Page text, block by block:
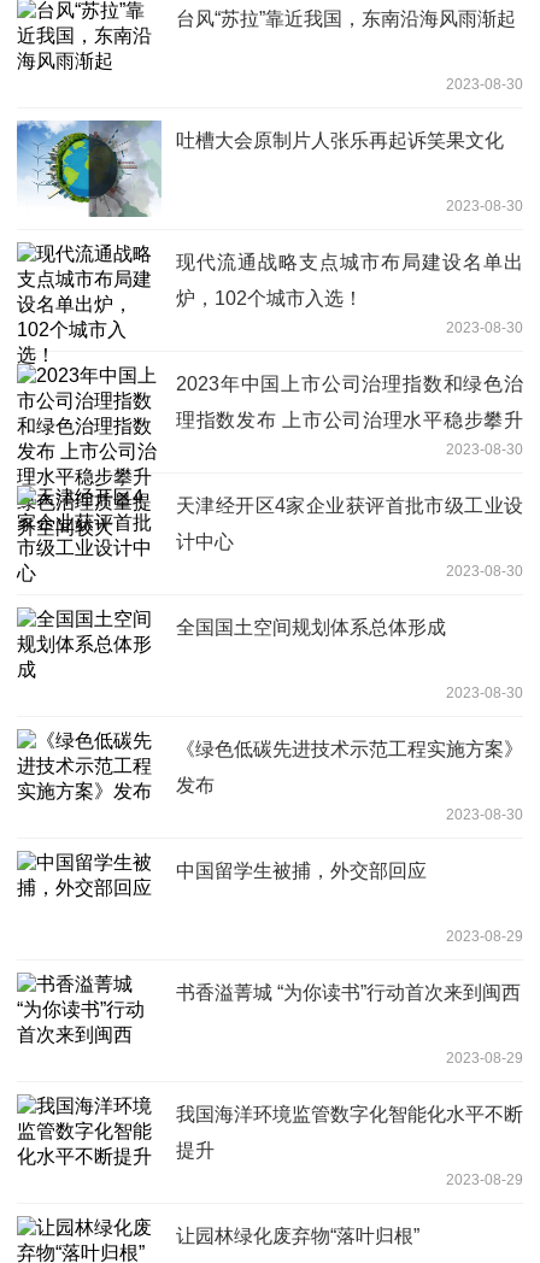
台风“苏拉”靠近我国，东南沿海风雨渐起
2023-08-30
吐槽大会原制片人张乐再起诉笑果文化
2023-08-30
现代流通战略支点城市布局建设名单出
炉，102个城市入选！
2023-08-30
2023年中国上市公司治理指数和绿色治
理指数发布 上市公司治理水平稳步攀升
2023-08-30
天津经开区4家企业获评首批市级工业设
计中心
2023-08-30
全国国土空间规划体系总体形成
2023-08-30
《绿色低碳先进技术示范工程实施方案》
发布
2023-08-30
中国留学生被捕，外交部回应
2023-08-29
书香溢菁城 “为你读书”行动首次来到闽西
2023-08-29
我国海洋环境监管数字化智能化水平不断
提升
2023-08-29
让园林绿化废弃物“落叶归根”